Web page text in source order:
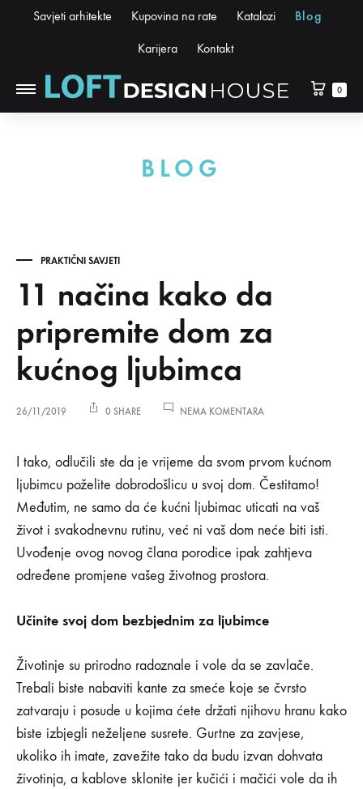
Savjeti arhitekte Kupovina na rate Katalozi Blog
Karijera Kontakt
0
BLOG
PRAKTIČNI SAVJETI
11 načina kako da
pripremite dom za
kućnog ljubimca
26/11/2019 0 SHARE NEMA KOMENTARANA
DA
PRIPREMITE
ZA
KUĆNOG
11
načina
kako
da
pripremite
dom
za
kućnog
ljubimca
I tako, odlučili ste da je vrijeme da svom prvom kućnom
ljubimcu poželite dobrodošlicu u svoj dom. Čestitamo!
Međutim, ne samo da će kućni ljubimac uticati na vaš
život i svakodnevnu rutinu, već ni vaš dom neće biti isti.
Uvođenje ovog novog člana porodice ipak zahtjeva
određene promjene vašeg životnog prostora.
Učinite svoj dom bezbjednim za ljubimce
Životinje su prirodno radoznale i vole da se zavlače.
Trebali biste nabaviti kante za smeće koje se čvrsto
zatvaraju i posude u kojima ćete držati njihovu hranu kako
biste izbjegli neželjene susrete. Gurtne za zavjese,
ukoliko ih imate, zavežite tako da budu izvan dohvata
životinja, a kablove sklonite jer kučići i mačići vole da ih